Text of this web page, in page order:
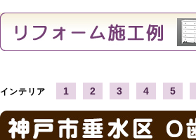
インテリア 1 2 3 4 5